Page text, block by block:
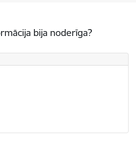
bija noderīga?
noderīga?